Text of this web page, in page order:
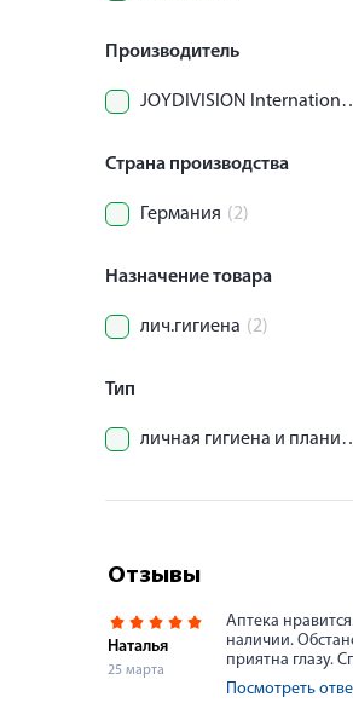
Производитель
JOYDIVISION
Страна производства
Германия (2)
Назначение товара
лич.гигиена (2)
Тип
личная гигиена и
Отзывы
Наталья
25 марта
Аптека
наличии.
приятна глазу.
Посмотреть